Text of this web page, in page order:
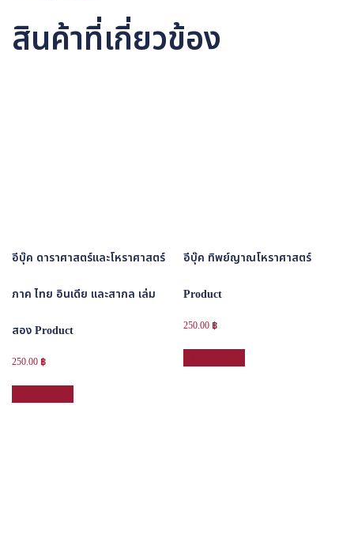
สินค้าที่เกี่ยวข้อง
อีบุ๊ค ดาราศาสตร์และโหราศาสตร์
ภาค ไทย อินเดีย และสากล เล่ม
สอง Product
250.00 ฿
อีบุ๊ค ทิพย์ญาณโหราศาสตร์
Product
250.00 ฿